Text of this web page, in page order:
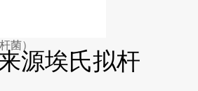
菌）
源埃氏拟杆